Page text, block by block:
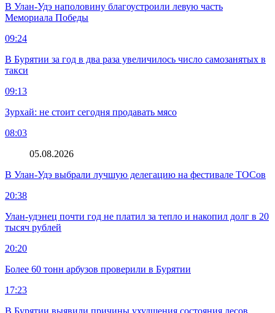
В Улан-Удэ наполовину благоустроили левую часть
Мемориала Победы
09:24
В Бурятии за год в два раза увеличилось число самозанятых в
такси
09:13
Зурхай: не стоит сегодня продавать мясо
08:03
05.08.2026
В Улан-Удэ выбрали лучшую делегацию на фестивале ТОСов
20:38
Улан-удэнец почти год не платил за тепло и накопил долг в 20
тысяч рублей
20:20
Более 60 тонн арбузов проверили в Бурятии
17:23